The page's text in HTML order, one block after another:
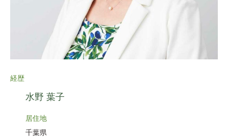
経歴
水野 葉子
居住地
千葉県